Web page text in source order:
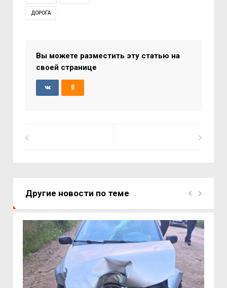
ДОРОГА
Вы можете разместить эту статью на
своей странице
Другие новости по теме